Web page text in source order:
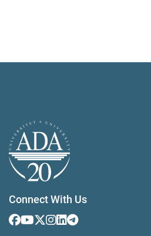
Connect With Us